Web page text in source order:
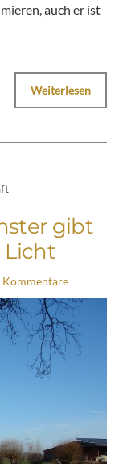
auch er ist
Weiterlesen
gibt
Licht
Kommentare